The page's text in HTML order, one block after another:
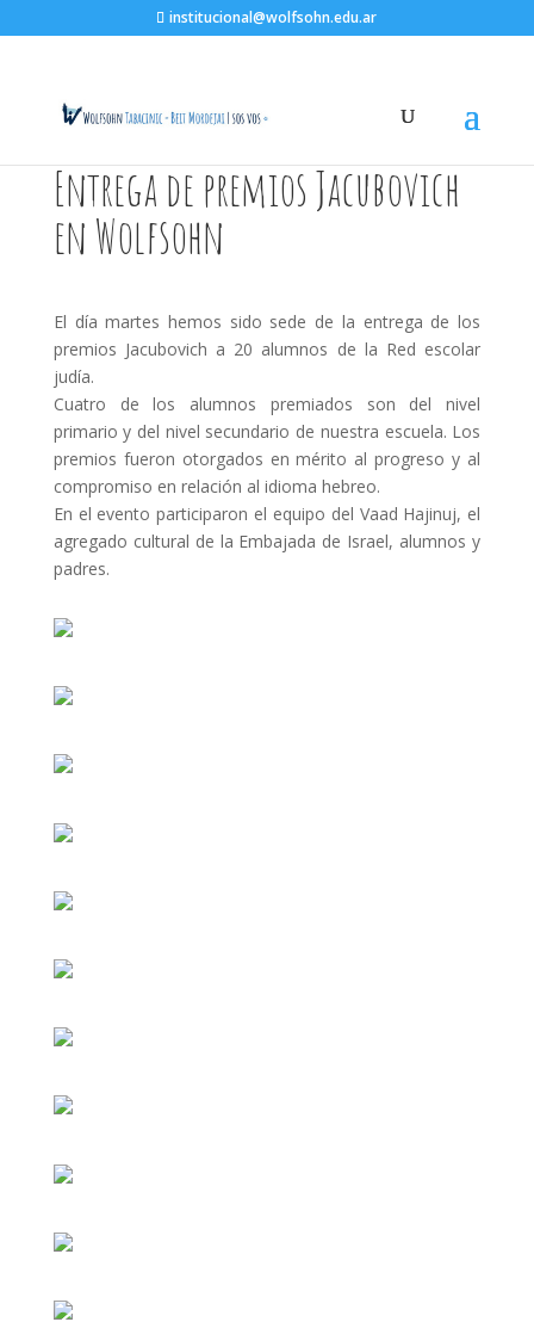
institucional@wolfsohn.edu.ar
Entrega de premios Jacubovich
en Wolfsohn
El día martes hemos sido sede de la entrega de los
premios Jacubovich a 20 alumnos de la Red escolar
judía.
Cuatro de los alumnos premiados son del nivel
primario y del nivel secundario de nuestra escuela. Los
premios fueron otorgados en mérito al progreso y al
compromiso en relación al idioma hebreo.
En el evento participaron el equipo del Vaad Hajinuj, el
agregado cultural de la Embajada de Israel, alumnos y
padres.